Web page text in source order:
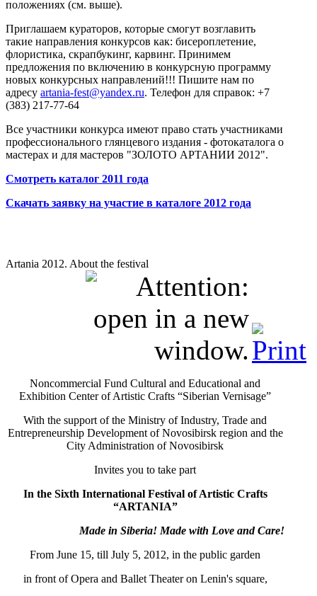
положениях (см. выше).
Приглашаем кураторов, которые смогут возглавить
такие направления конкурсов как: бисероплетение,
флористика, скрапбукинг, карвинг. Принимем
предложения по включению в конкурсную программу
новых конкурсных направлений!!! Пишите нам по
адресу artania-fest@yandex.ru. Телефон для справок: +7
(383) 217-77-64
Все участники конкурса имеют право стать участниками
профессионального глянцевого издания - фотокаталога о
мастерах и для мастеров "ЗОЛОТО АРТАНИИ 2012".
Смотреть каталог 2011 года
Скачать заявку на участие в каталоге 2012 года
Artania 2012. About the festival
Noncommercial Fund Cultural and Educational and
Exhibition Center of Artistic Crafts “Siberian Vernisage”
With the support of the Ministry of Industry, Trade and
Entrepreneurship Development of Novosibirsk region and the
City Administration of Novosibirsk
Invites you to take part
In the Sixth International Festival of Artistic Crafts
“ARTANIA”
Made in Siberia! Мade with Love and Care!
From June 15, till July 5, 2012, in the public garden
in front of Opera and Ballet Theater on Lenin's square,